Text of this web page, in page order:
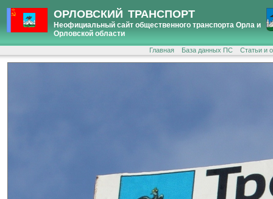
ОРЛОВСКИЙ ТРАНСПОРТ
Неофициальный сайт общественного транспорта Орла и
Орловской области
Главная База данных ПС Статьи и